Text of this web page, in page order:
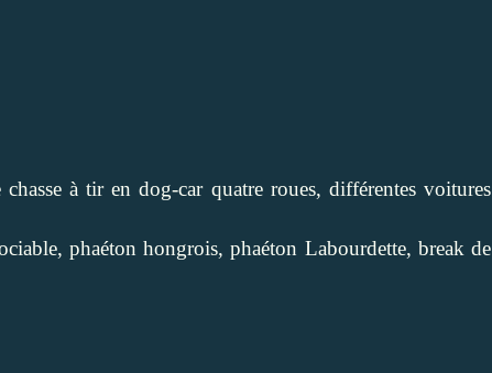
à tir en dog-car quatre roues, différentes voitures
phaéton hongrois, phaéton Labourdette, break de